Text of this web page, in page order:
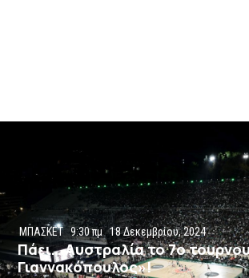
ΜΠΑΣΚΕΤ 9:30 πμ 18 Δεκεμβρίου, 2024
Πάει… Αυστραλία το 7ο
Γιαννακόπουλος»!